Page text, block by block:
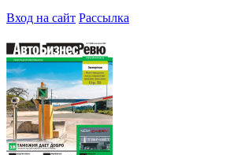
Вход на сайт Рассылка